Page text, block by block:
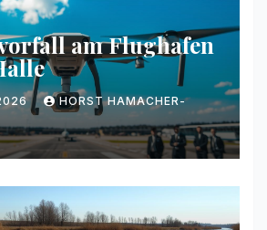
am Flughafen
HORST HAMACHER-